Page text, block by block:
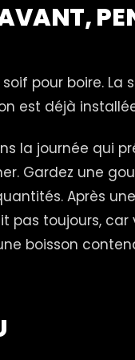
pour boire. La
est déjà
la journée qui
Gardez une
Après
pas toujours, car
boisson